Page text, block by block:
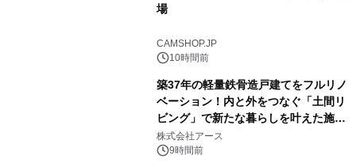
場
CAMSHOP.JP
10時間前
築37年の軽量鉄骨造戸建てをフルリノ
ベーション！内と外をつなぐ「土間リ
ビング」で新たな暮らしを叶えた施工
事例を株式会社アースが公開
株式会社アース
9時間前